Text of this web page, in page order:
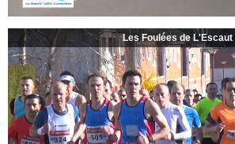
Les Foulées de L'Escaut